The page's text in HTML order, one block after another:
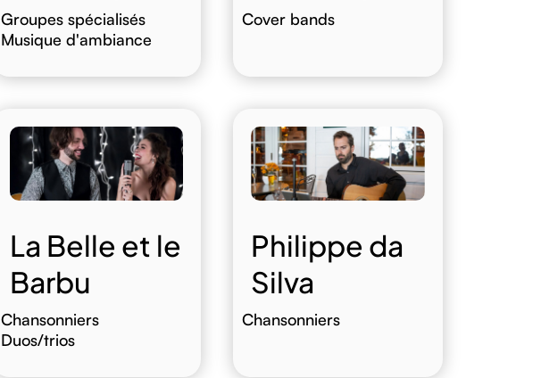
Groupes spécialisés
Musique d'ambiance
Cover bands
La Belle et le
Barbu
Chansonniers
Duos/trios
Philippe da
Silva
Chansonniers